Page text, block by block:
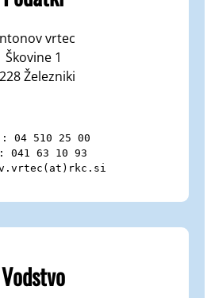
vrtec
Škovine 1
Železniki
04 510 25 00
041 63 10 93
Vodstvo